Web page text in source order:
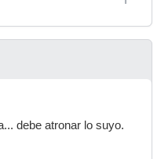
debe atronar lo suyo.